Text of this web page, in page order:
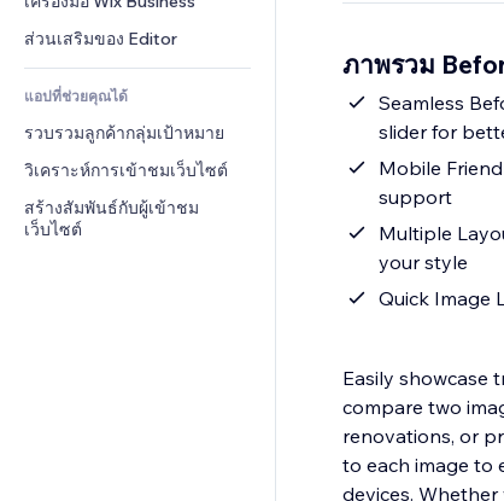
(Crowdfunding)
อาหาร & เครื่องดื่ม
เครื่องคำนวน
ค้นหา
อากาศ
แผนภูมิ & ตาราง
ชุมชน
รีวิว & การรับรอง
CRM
ส่วนเสริมของ Editor
แอปที่ช่วยคุณได้
รวบรวมลูกค้ากลุ่มเป้าหมาย
วิเคราะห์การเข้าชมเว็บไซต์
สร้างสัมพันธ์กับผู้เข้าชม
เว็บไซต์
ภาพรวม
Seamless
slider for
Mobile
support
Multiple
your style
Quick Image
Easily showcase
compare two
renovations, or
to each image to
devices.